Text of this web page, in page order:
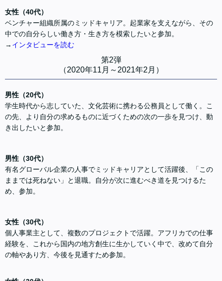
女性（40代）
ベンチャー組織所属のミッドキャリア。起業家を支えながら、その
中での自分らしい働き方・生き方を模索したいと参加。
→ インタビューを読む
第2弾
（2020年11月～2021年2月）
男性（20代）
学生時代から志していた、文化芸術に携わる公務員として働く。こ
の先、より自分の求めるものに近づくための次の一歩を見つけ、動
き出したいと参加。
男性（30代）
有名グローバル企業の人事でミッドキャリアとして活躍後、「この
ままでは死ねない」と退職。自分が次に進むべき道を見つけるた
め、参加。
女性（30代）
個人事業主として、複数のプロジェクトで活躍。アフリカでの仕事
経験を、これから国内の地方創生に生かしていく中で、改めて自分
の軸やあり方、今後を見通すため参加。